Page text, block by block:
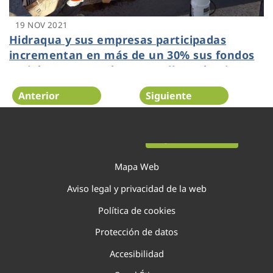
19 NOV 2021
Hidraqua y sus empresas participadas
incrementan en más de un 30% sus fondos
sociales para ayudar a aquellos colectivos
más afectados por la crisis económica
provocada por la pandemia
Anterior Siguiente
Mapa Web
Aviso legal y privacidad de la web
Política de cookies
Protección de datos
Accesibilidad